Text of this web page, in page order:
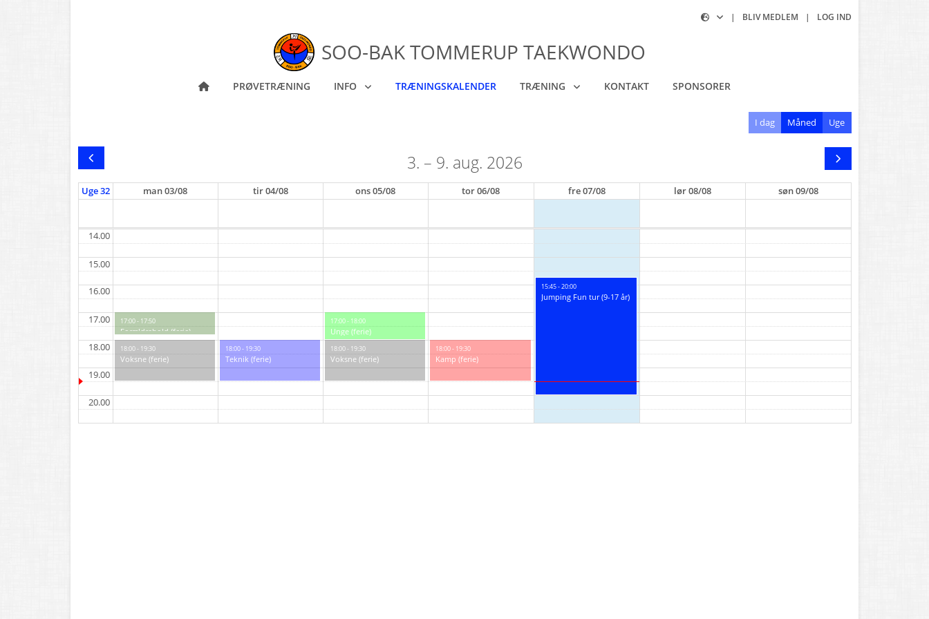
| BLIV MEDLEM | LOG IND
SOO-BAK TOMMERUP TAEKWONDO
PRØVETRÆNING INFO TRÆNINGSKALENDER TRÆNING KONTAKT SPONSORER
3. – 9. aug. 2026
I dag Måned Uge
Uge 32 man03/08 tir04/08 ons05/08 tor06/08 fre07/08 lør08/08 søn09/08
14.00
15.00
16.00
17.00
18.00
19.00
20.00
17:00 - 17:50
Forældrehold (ferie)
18:00 - 19:30
Voksne (ferie)
18:00 - 19:30
Teknik (ferie)
17:00 - 18:00
Unge (ferie)
18:00 - 19:30
Voksne (ferie)
18:00 - 19:30
Kamp (ferie)
15:45 - 20:00
Jumping Fun tur (9-17 år)